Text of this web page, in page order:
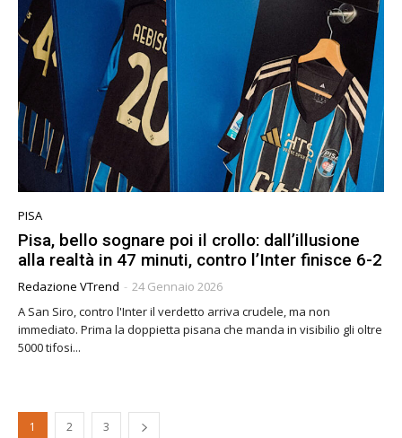
PISA
Pisa, bello sognare poi il crollo: dall’illusione
alla realtà in 47 minuti, contro l’Inter finisce 6-2
Redazione VTrend - 24 Gennaio 2026
A San Siro, contro l'Inter il verdetto arriva crudele, ma non
immediato. Prima la doppietta pisana che manda in visibilio gli oltre
5000 tifosi...
1 2 3